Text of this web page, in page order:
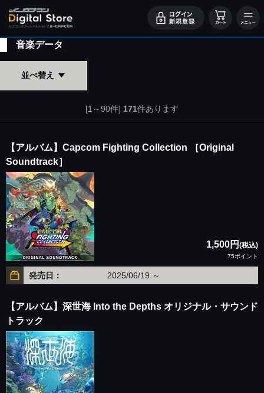
音楽データ
並べ替え
[1～90件] 171件あります
【アルバム】Capcom Fighting Collection ［Original
Soundtrack］
1,500円 (税込)
75ポイント
発売日： 2025/06/19 ～
【アルバム】深世海 Into the Depths オリジナル・サウンド
トラック